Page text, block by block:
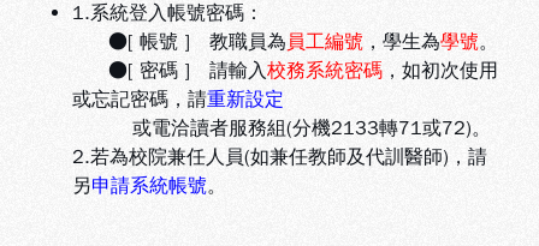
1.系統登入帳號密碼：
●[ 帳號 ] 教職員為 員工編號 ，學生為學號。
●[ 密碼 ] 請輸入校務系統密碼 ，如初次使用
或忘記密碼，請重新設定
或電洽讀者服務組(分機2133轉71或72)。
2.若為校院兼任人員(如兼任教師及代訓醫師)，請
另申請系統帳號。